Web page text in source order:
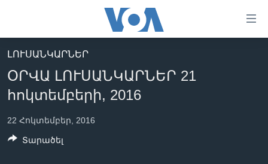
հիմնական
բովանդակությանը
անցնել
հիմնական
բովանդակությանը
բովանդակություն
ԼՈՒՐԵՐ
ՍՓՅՈՒՌՔ
ՏԵՍԱՆՅՈՒԹԵՐ
ԼՈՒՍԱՆԿԱՐՆԵՐ
ՕՐՎԱ ԼՈՒՍԱՆԿԱՐՆԵՐ 21
հոկտեմբերի, 2016
22 Հոկտեմբեր, 2016
Տարածել